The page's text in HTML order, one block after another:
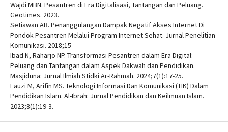
Wajdi MBN. Pesantren di Era Digitalisasi, Tantangan dan Peluang.
Geotimes. 2023.
Setiawan AB. Penanggulangan Dampak Negatif Akses Internet Di
Pondok Pesantren Melalui Program Internet Sehat. Jurnal Penelitian
Komunikasi. 2018;15
Ibad N, Raharjo NP. Transformasi Pesantren dalam Era Digital:
Peluang dan Tantangan dalam Aspek Dakwah dan Pendidikan.
Masjiduna: Jurnal Ilmiah Stidki Ar-Rahmah. 2024;7(1):17-25.
Fauzi M, Arifin MS. Teknologi Informasi Dan Komunikasi (TIK) Dalam
Pendidikan Islam. Al-Ibrah: Jurnal Pendidikan dan Keilmuan Islam.
2023;8(1):19-3.